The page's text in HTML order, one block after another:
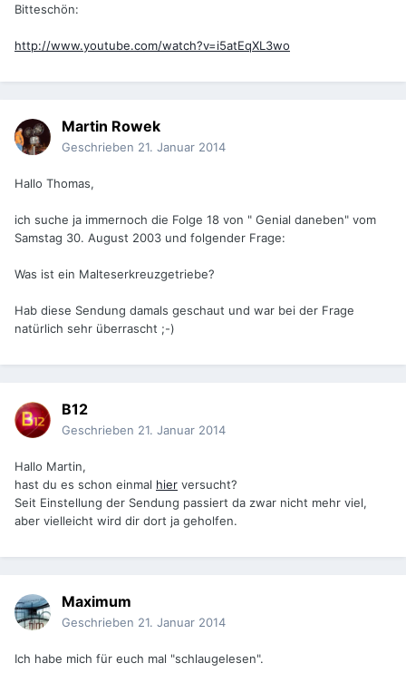
Bitteschön:
http://www.youtube.com/watch?v=i5atEqXL3wo
Martin Rowek
Geschrieben 21. Januar 2014
Hallo Thomas,
ich suche ja immernoch die Folge 18 von " Genial daneben" vom
Samstag 30. August 2003 und folgender Frage:
Was ist ein Malteserkreuzgetriebe?
Hab diese Sendung damals geschaut und war bei der Frage
natürlich sehr überrascht ;-)
B12
Geschrieben 21. Januar 2014
Hallo Martin,
hast du es schon einmal hier versucht?
Seit Einstellung der Sendung passiert da zwar nicht mehr viel,
aber vielleicht wird dir dort ja geholfen.
Maximum
Geschrieben 21. Januar 2014
Ich habe mich für euch mal "schlaugelesen".